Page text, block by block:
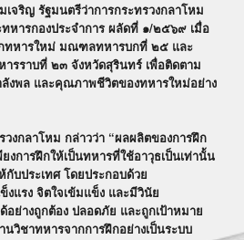
ญ รัฐมนตรีว่าการกระทรวงกลาโหม
ทหารกองประจำการ ผลัดที่ ๑/๒๕๖๙ เมื่อ
หารใหม่ มณฑลทหารบกที่ ๒๕ และ
รราบที่ ๒๓ จังหวัดสุรินทร์ เพื่อติดตาม
งพล และคุณภาพชีวิตของทหารใหม่อย่าง
ลาโหม กล่าวว่า “ผลผลิตของการฝึก
งการฝึกให้เป็นทหารที่ใช้อาวุธเป็นเท่านั้น
บประเทศ โดยประกอบด้วย
ง จิตใจเข้มแข็ง และมีวินัย
งถูกต้อง ปลอดภัย และถูกเป้าหมาย
าทหารจากการฝึกอย่างเป็นระบบ